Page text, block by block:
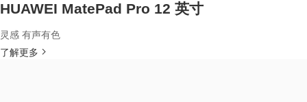
HUAWEI MatePad Pro 12 英寸
灵感 有声有色
了解更多